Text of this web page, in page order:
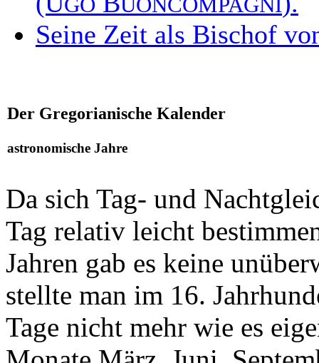
Seine Zeit als Bischof
Der Gregorianische Kalender
astronomische Jahre
Da sich Tag- und
Tag relativ leicht
Jahren gab es keine
stellte man im 16.
Tage nicht mehr wie es